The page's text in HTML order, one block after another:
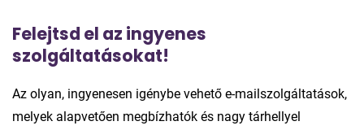
Felejtsd el az ingyenes
szolgáltatásokat!
Az olyan, ingyenesen igénybe vehető e-mailszolgáltatások,
melyek alapvetően megbízhatók és nagy tárhellyel